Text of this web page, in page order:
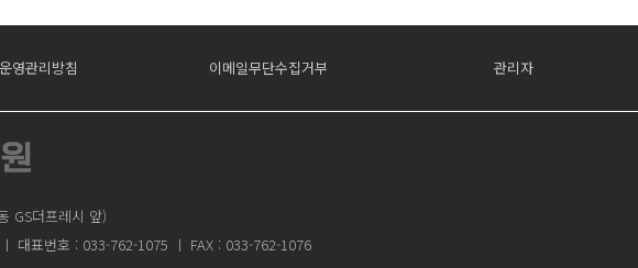
영관리방침 이메일무단수집거부 관리자
GS더프레시 앞)
대표번호 : 033-762-1075 ㅣ FAX : 033-762-1076